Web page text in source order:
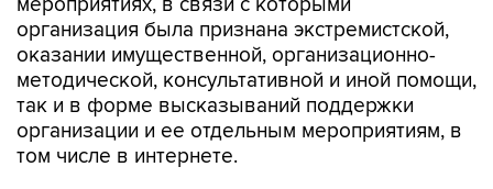
организация была признана экстремистской,
оказании имущественной, организационно-
методической, консультативной и иной помощи,
так и в форме высказываний поддержки
организации и ее отдельным мероприятиям, в
том числе в интернете.